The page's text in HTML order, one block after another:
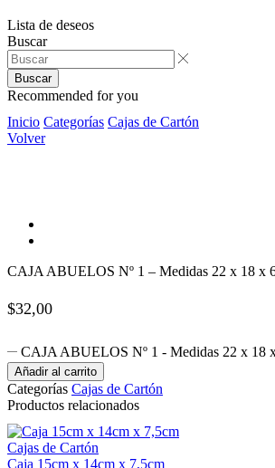
Lista de deseos
Buscar
Buscar
Recommended for you
Inicio Categorías Cajas de Cartón
Volver
CAJA ABUELOS Nº 1 – Medidas 22 x 18 x
$32,00
CAJA ABUELOS Nº 1 - Medidas 22 x 18
Añadir al carrito
Categorías Cajas de Cartón
Productos relacionados
Cajas de Cartón
Caja 15cm x 14cm x 7,5cm